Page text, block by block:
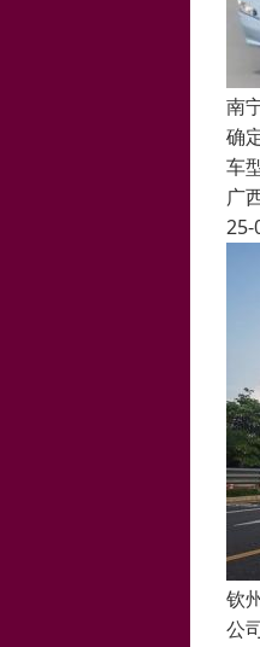
南
确
车
广
25-
钦
公